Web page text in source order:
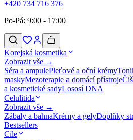
+420 734 716 376
Po-Pá: 9:00 - 17:00
Korejská kosmetika
Zobrazit vše →
Séra a ampulePleťové a oční krémy
maskyMezoterapie a domácí přístroje
a kosmetické sadyLososí DNA
Celulitida
Zobrazit vše →
Zábaly a bahnaKrémy a gelyDoplňky
Bestsellers
Cíle